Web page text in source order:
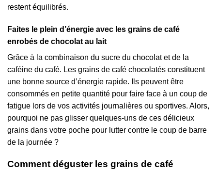
restent équilibrés.
Faites le plein d’énergie avec les grains de café
enrobés de chocolat au lait
Grâce à la combinaison du sucre du chocolat et de la
caféine du café. Les grains de café chocolatés constituent
une bonne source d’énergie rapide. Ils peuvent être
consommés en petite quantité pour faire face à un coup de
fatigue lors de vos activités journalières ou sportives. Alors,
pourquoi ne pas glisser quelques-uns de ces délicieux
grains dans votre poche pour lutter contre le coup de barre
de la journée ?
Comment déguster les grains de café